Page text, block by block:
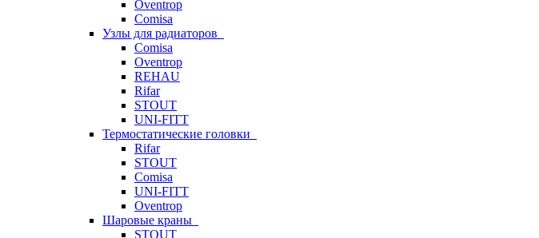
Oventrop
Comisa
Узлы для радиаторов
Comisa
Oventrop
REHAU
Rifar
STOUT
UNI-FITT
Термостатические головки
Rifar
STOUT
Comisa
UNI-FITT
Oventrop
Шаровые краны
STOUT